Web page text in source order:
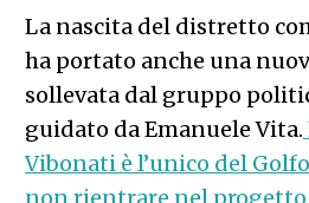
La nascita del distretto
ha portato anche una
sollevata dal gruppo
guidato da Emanuele Vita.
Vibonati è l’unico del